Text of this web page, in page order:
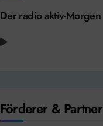
Der radio aktiv-Morgen
Förderer & Partner